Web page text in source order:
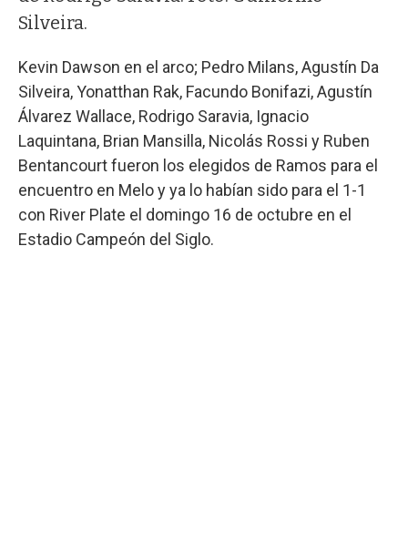
Silveira.
Kevin Dawson en el arco; Pedro Milans, Agustín Da
Silveira, Yonatthan Rak, Facundo Bonifazi, Agustín
Álvarez Wallace, Rodrigo Saravia, Ignacio
Laquintana, Brian Mansilla, Nicolás Rossi y Ruben
Bentancourt fueron los elegidos de Ramos para el
encuentro en Melo y ya lo habían sido para el 1-1
con River Plate el domingo 16 de octubre en el
Estadio Campeón del Siglo.